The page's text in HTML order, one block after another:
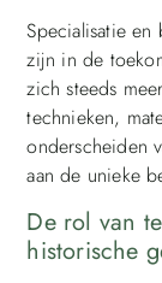
Specialisatie
zijn in de
zich steeds
technieken,
onderscheiden
aan de unieke
De rol van
historische